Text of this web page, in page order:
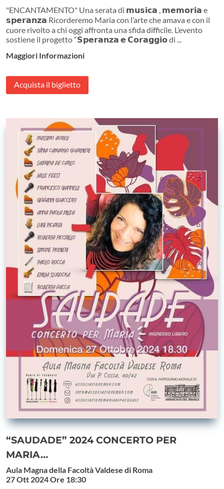
"ENCANTAMENTO" Una serata di 𝗺𝘂𝘀𝗶𝗰𝗮 , 𝗺𝗲𝗺𝗼𝗿𝗶𝗮 e
𝘀𝗽𝗲𝗿𝗮𝗻𝘇𝗮 Ricorderemo Maria con l’arte che amava e con il
cuore rivolto a chi oggi affronta una sfida difficile. L’evento
sostiene il progetto “𝗦𝗽𝗲𝗿𝗮𝗻𝘇𝗮 𝗲 𝗖𝗼𝗿𝗮𝗴𝗴𝗶𝗼 di ...
Maggiori Informazioni
Acquista il biglietto
“SAUDADE” 2024 CONCERTO PER
MARIA…
Aula Magna della Facoltà Valdese di Roma
27 Ott 2024Ore 18:30